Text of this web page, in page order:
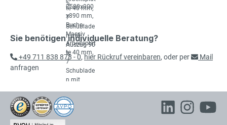
Sie benötigen individuelle Beratung?
+49 711 838 878 - 0,hier Rückruf vereinbaren, oder per
Mail
anfragen